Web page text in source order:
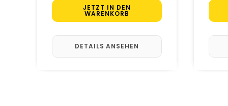
JETZT IN DEN
WARENKORB
DETAILS ANSEHEN